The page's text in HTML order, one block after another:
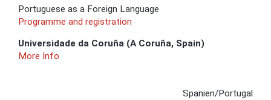
Portuguese as a Foreign Language
Programme and registration
Universidade da Coruña (A Coruña, Spain)
More Info
Spanien/Portugal